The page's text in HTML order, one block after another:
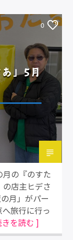
0
」5月
の『のすた
店主ヒデさ
月」がパー
旅行に行っ
を読む ]